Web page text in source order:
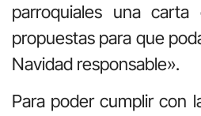
parroquiales una
propuestas para que
Navidad responsable».
Para poder cumplir con